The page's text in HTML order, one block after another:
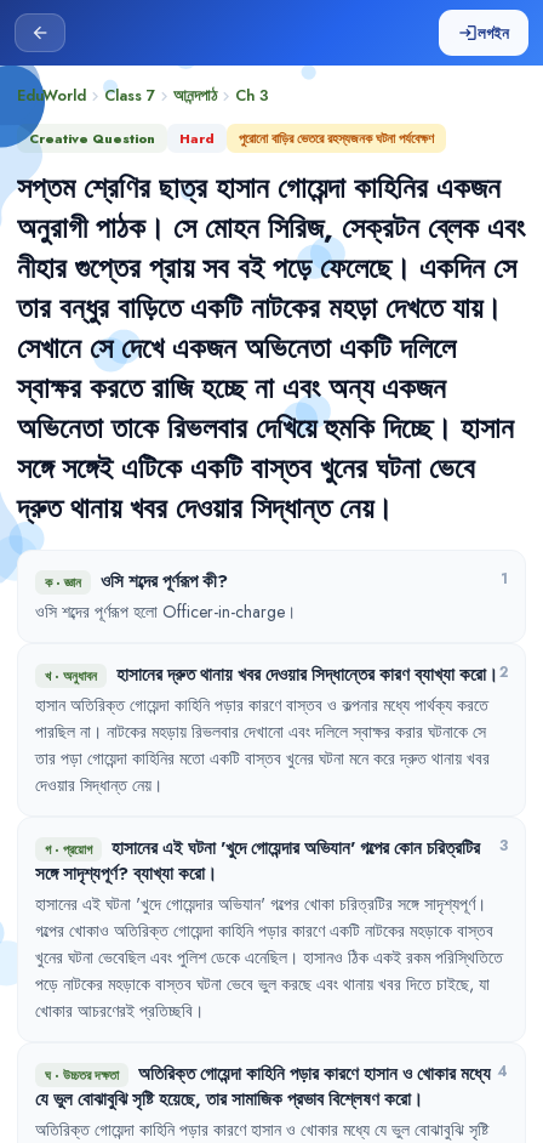
arrow_back loginলগইন
EduWorld chevron_rightClass 7 chevron_right আনন্দপাঠchevron_right Ch 3
Creative Question Hard পুরোনো বাড়ির ভেতরে রহস্যজনক ঘটনা পর্যবেক্ষণ
সপ্তম শ্রেণির ছাত্র হাসান গোয়েন্দা কাহিনির একজন
অনুরাগী পাঠক। সে মোহন সিরিজ, সেক্রটন ব্লেক এবং
নীহার গুপ্তের প্রায় সব বই পড়ে ফেলেছে। একদিন সে
তার বন্ধুর বাড়িতে একটি নাটকের মহড়া দেখতে যায়।
সেখানে সে দেখে একজন অভিনেতা একটি দলিলে
স্বাক্ষর করতে রাজি হচ্ছে না এবং অন্য একজন
অভিনেতা তাকে রিভলবার দেখিয়ে হুমকি দিচ্ছে। হাসান
সঙ্গে সঙ্গেই এটিকে একটি বাস্তব খুনের ঘটনা ভেবে
দ্রুত থানায় খবর দেওয়ার সিদ্ধান্ত নেয়।
ক·জ্ঞান ওসিশব্দেরপূর্ণরূপকী? 1
ওসি শব্দের পূর্ণরূপ হলো Officer-in-charge ।
খ· অনুধাবন হাসানেরদ্রুতথানায়খবরদেওয়ারসিদ্ধান্তেরকারণব্যাখ্যাকরো।2
হাসান অতিরিক্ত গোয়েন্দা কাহিনি পড়ার কারণে বাস্তব ও কল্পনার মধ্যে পার্থক্য করতে
পারছিল না । নাটকের মহড়ায় রিভলবার দেখানো এবং দলিলে স্বাক্ষর করার ঘটনাকে সে
তার পড়া গোয়েন্দা কাহিনির মতো একটি বাস্তব খুনের ঘটনা মনে করে দ্রুত থানায় খবর
দেওয়ার সিদ্ধান্ত নেয় ।
গ· প্রয়োগ হাসানেরএইঘটনা 'খুদেগোয়েন্দারঅভিযান'গল্পেরকোনচরিত্রটির
সঙ্গেসাদৃশ্যপূর্ণ?ব্যাখ্যাকরো।
3
হাসানের এই ঘটনা 'খুদে গোয়েন্দার অভিযান' গল্পের খোকা চরিত্রটির সঙ্গে সাদৃশ্যপূর্ণ।
গল্পের খোকাও অতিরিক্ত গোয়েন্দা কাহিনি পড়ার কারণে একটি নাটকের মহড়াকে বাস্তব
খুনের ঘটনা ভেবেছিল এবং পুলিশ ডেকে এনেছিল । হাসানও ঠিক একই রকম পরিস্থিতিতে
পড়ে নাটকের মহড়াকে বাস্তব ঘটনা ভেবে ভুল করছে এবং থানায় খবর দিতে চাইছে, যা
খোকার আচরণেরই প্রতিচ্ছবি ।
ঘ· উচ্চতর দক্ষতা অতিরিক্তগোয়েন্দাকাহিনিপড়ারকারণেহাসানওখোকারমধ্যে
যেভুলবোঝাবুঝিসৃষ্টিহয়েছে, তারসামাজিকপ্রভাববিশ্লেষণকরো।
4
অতিরিক্ত গোয়েন্দা কাহিনি পড়ার কারণে হাসান ও খোকার মধ্যে যে ভুল বোঝাবুঝি সৃষ্টি